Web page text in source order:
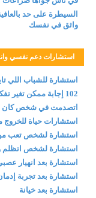
السيطرة على حد
واثق في نفسك
استشارات دعم نفسي
استشارة للشباب اللي
102 إجابة ممكن تغير تفكيرك وحياتك
اتصدمت في شخص كان
استشارات حياة للخروج
استشارة لشخص تعب من
استشارة لشخص اتظلم
استشارة بعد انهيار
استشارة بعد تجربة
استشارة بعد خيانة